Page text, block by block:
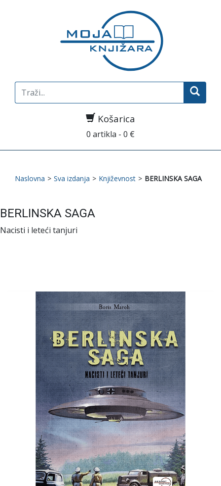
Search
for:
Košarica
0 artikla - 0 €
Naslovna > Sva izdanja > Književnost > BERLINSKA SAGA
BERLINSKA SAGA
Nacisti i leteći tanjuri